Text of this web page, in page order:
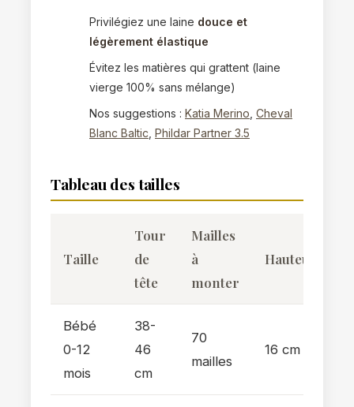
Privilégiez une laine douce et
légèrement élastique
Évitez les matières qui grattent (laine
vierge 100% sans mélange)
Nos suggestions : Katia Merino Cheval
Blanc Baltic Phildar Partner 3.5
Tableau des tailles
Taille
Tour
de
tête
Mailles
à
monter
Hauteur
Bébé
0-12
mois
38-
46
cm
70
mailles
16 cm